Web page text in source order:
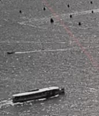
Unter dem Inhalt